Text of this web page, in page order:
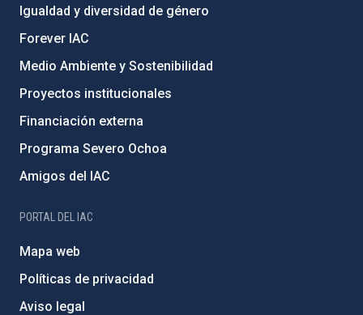
Igualdad y diversidad de género
Forever IAC
Medio Ambiente y Sostenibilidad
Proyectos institucionales
Financiación externa
Programa Severo Ochoa
Amigos del IAC
PORTAL DEL IAC
Mapa web
Políticas de privacidad
Aviso legal